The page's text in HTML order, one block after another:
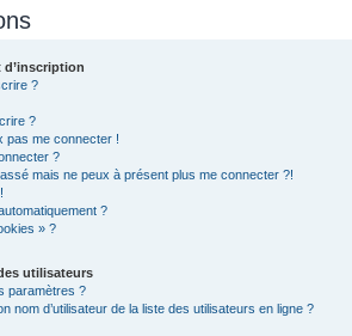
d’inscription
?
?
pas me connecter !
?
mais ne peux à présent plus me connecter ?!
?
» ?
utilisateurs
paramètres ?
nom d’utilisateur de la liste des utilisateurs en ligne ?